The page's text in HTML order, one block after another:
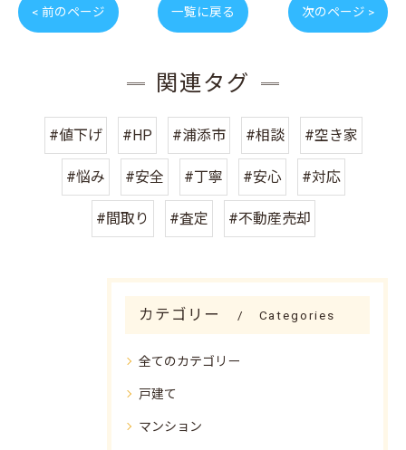
< 前のページ 一覧に戻る 次のページ >
関連タグ
#値下げ #HP #浦添市 #相談 #空き家
#悩み #安全 #丁寧 #安心 #対応
#間取り #査定 #不動産売却
カテゴリー Categories
全てのカテゴリー
戸建て
マンション